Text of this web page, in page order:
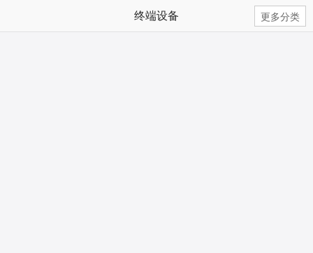
终端设备 更多分类